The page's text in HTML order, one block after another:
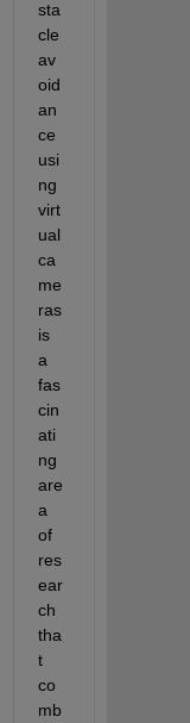
sta
cle
av
oid
an
ce
usi
ng
virt
ual
ca
me
ras
is
a
fas
cin
ati
ng
are
a
of
res
ear
ch
tha
t
co
mb